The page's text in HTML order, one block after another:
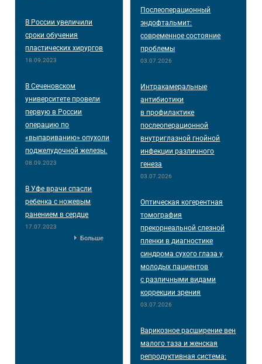
В России увеличили
сроки обучения
пластических хирургов
18.09.2023
В Сеченовском
университете провели
первую в России
операцию по
«выпариванию» опухоли
поджелудочной железы.
08.09.2023
В Уфе врачи спасли
ребенка с ножевым
ранением в сердце
17.07.2023
Больше
Послеоперационный
эндофтальмит:
современное состояние
проблемы
03.07.2026
Интракамеральные
антибиотики
в профилактике
послеоперационной
внутриглазной гнойной
инфекции различного
генеза
03.07.2026
Оптическая когерентная
томография
прекорнеальной слезной
пленки в диагностике
синдрома сухого глаза у
молодых пациентов
с различными видами
коррекции зрения
03.07.2026
Варикозное расширение вен
малого таза и женская
репродуктивная система: